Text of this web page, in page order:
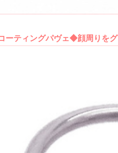
ーティングパヴェ◆顔周りを